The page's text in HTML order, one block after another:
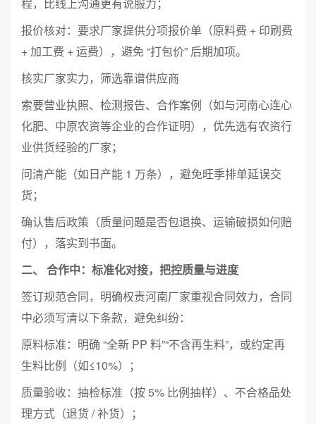
报价核对：要求厂家提供分项报价单（原料费 + 印刷费
+ 加工费 + 运费），避免 “打包价” 后期加项。
核实厂家实力，筛选靠谱供应商
索要营业执照、检测报告、合作案例（如与河南心连心
化肥、中原农资等企业的合作证明），优先选有农资行
业供货经验的厂家；
问清产能（如日产能 1 万条），避免旺季排单延误交
货；
确认售后政策（质量问题是否包退换、运输破损如何赔
付），落实到书面。
二、 合作中：标准化对接，把控质量与进度
签订规范合同，明确权责河南厂家重视合同效力，合同
中必须写清以下条款，避免纠纷：
原料标准：明确 “全新 PP 料”“不含再生料”，或约定再
生料比例（如≤10%）；
质量验收：抽检标准（按 5% 比例抽样）、不合格品处
理方式（退货 / 补货）；